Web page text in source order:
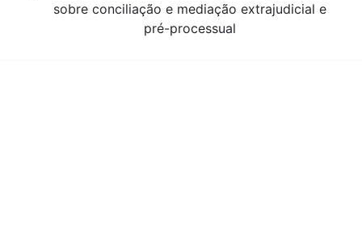
sobre conciliação e mediação extrajudicial e
pré-processual